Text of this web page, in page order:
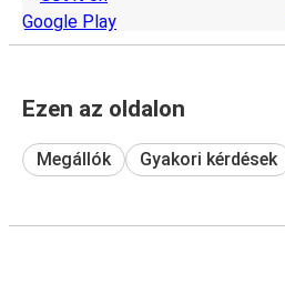
Ezen az oldalon
Megállók Gyakori kérdések